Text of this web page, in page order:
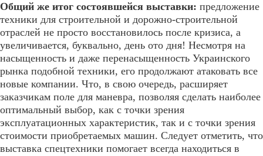
Общий же итог состоявшейся выставки: предложение
техники для строительной и дорожно-строительной
отраслей не просто восстановилось после кризиса, а
увеличивается, буквально, день ото дня! Несмотря на
насыщенность и даже перенасыщенность Украинского
рынка подобной техники, его продолжают атаковать все
новые компании. Что, в свою очередь, расширяет
заказчикам поле для маневра, позволяя сделать наиболее
оптимальный выбор, как с точки зрения
эксплуатационных характеристик, так и с точки зрения
стоимости приобретаемых машин. Следует отметить, что
выставка спецтехники помогает всегда находиться в